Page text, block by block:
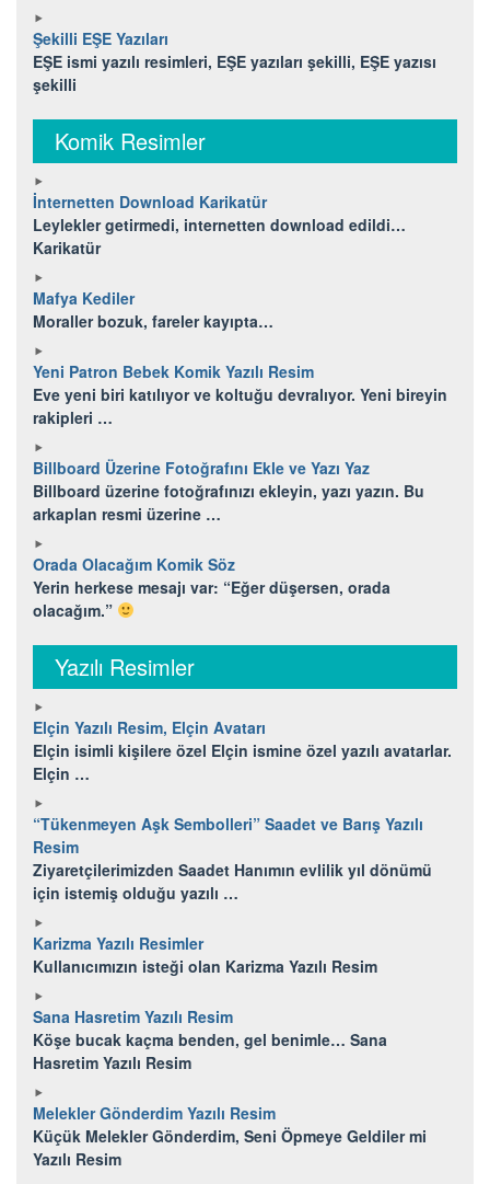
Şekilli EŞE Yazıları
EŞE ismi yazılı resimleri, EŞE yazıları şekilli, EŞE yazısı
şekilli
Komik Resimler
İnternetten Download Karikatür
Leylekler getirmedi, internetten download edildi…
Karikatür
Mafya Kediler
Moraller bozuk, fareler kayıpta…
Yeni Patron Bebek Komik Yazılı Resim
Eve yeni biri katılıyor ve koltuğu devralıyor. Yeni bireyin
rakipleri …
Billboard Üzerine Fotoğrafını Ekle ve Yazı Yaz
Billboard üzerine fotoğrafınızı ekleyin, yazı yazın. Bu
arkaplan resmi üzerine …
Orada Olacağım Komik Söz
Yerin herkese mesajı var: “Eğer düşersen, orada
olacağım.”
Yazılı Resimler
Elçin Yazılı Resim, Elçin Avatarı
Elçin isimli kişilere özel Elçin ismine özel yazılı avatarlar.
Elçin …
“Tükenmeyen Aşk Sembolleri” Saadet ve Barış Yazılı
Resim
Ziyaretçilerimizden Saadet Hanımın evlilik yıl dönümü
için istemiş olduğu yazılı …
Karizma Yazılı Resimler
Kullanıcımızın isteği olan Karizma Yazılı Resim
Sana Hasretim Yazılı Resim
Köşe bucak kaçma benden, gel benimle… Sana
Hasretim Yazılı Resim
Melekler Gönderdim Yazılı Resim
Küçük Melekler Gönderdim, Seni Öpmeye Geldiler mi
Yazılı Resim